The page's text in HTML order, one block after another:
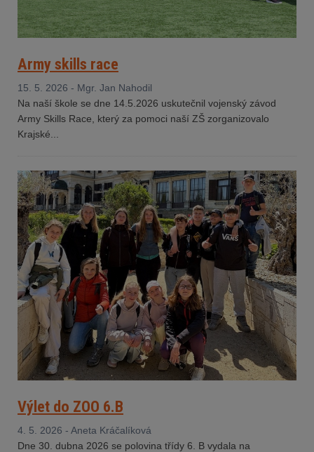
Army skills race
15. 5. 2026 - Mgr. Jan Nahodil
Na naší škole se dne 14.5.2026 uskutečnil vojenský závod
Army Skills Race, který za pomoci naší ZŠ zorganizovalo
Krajské...
Výlet do ZOO 6.B
4. 5. 2026 - Aneta Kráčalíková
Dne 30. dubna 2026 se polovina třídy 6. B vydala na